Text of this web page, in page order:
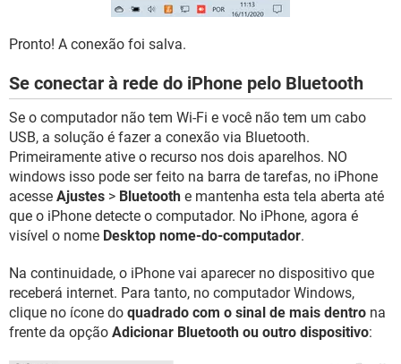
Pronto! A conexão foi salva.
Se conectar à rede do iPhone pelo Bluetooth
Se o computador não tem Wi-Fi e você não tem um cabo
USB, a solução é fazer a conexão via Bluetooth.
Primeiramente ative o recurso nos dois aparelhos. NO
windows isso pode ser feito na barra de tarefas, no iPhone
acesse Ajustes > Bluetooth e mantenha esta tela aberta até
que o iPhone detecte o computador. No iPhone, agora é
visível o nome Desktop nome-do-computador.
Na continuidade, o iPhone vai aparecer no dispositivo que
receberá internet. Para tanto, no computador Windows,
clique no ícone do quadrado com o sinal de mais dentro na
frente da opção Adicionar Bluetooth ou outro dispositivo: